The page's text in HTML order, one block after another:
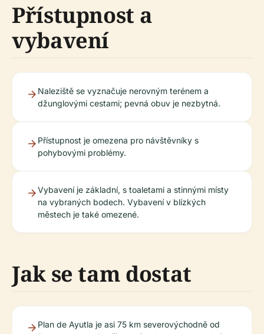
Přístupnost a
vybavení
Naleziště se vyznačuje nerovným terénem a
džunglovými cestami; pevná obuv je nezbytná.
Přístupnost je omezena pro návštěvníky s
pohybovými problémy.
Vybavení je základní, s toaletami a stinnými místy
na vybraných bodech. Vybavení v blízkých
městech je také omezené.
Jak se tam dostat
Plan de Ayutla je asi 75 km severovýchodně od